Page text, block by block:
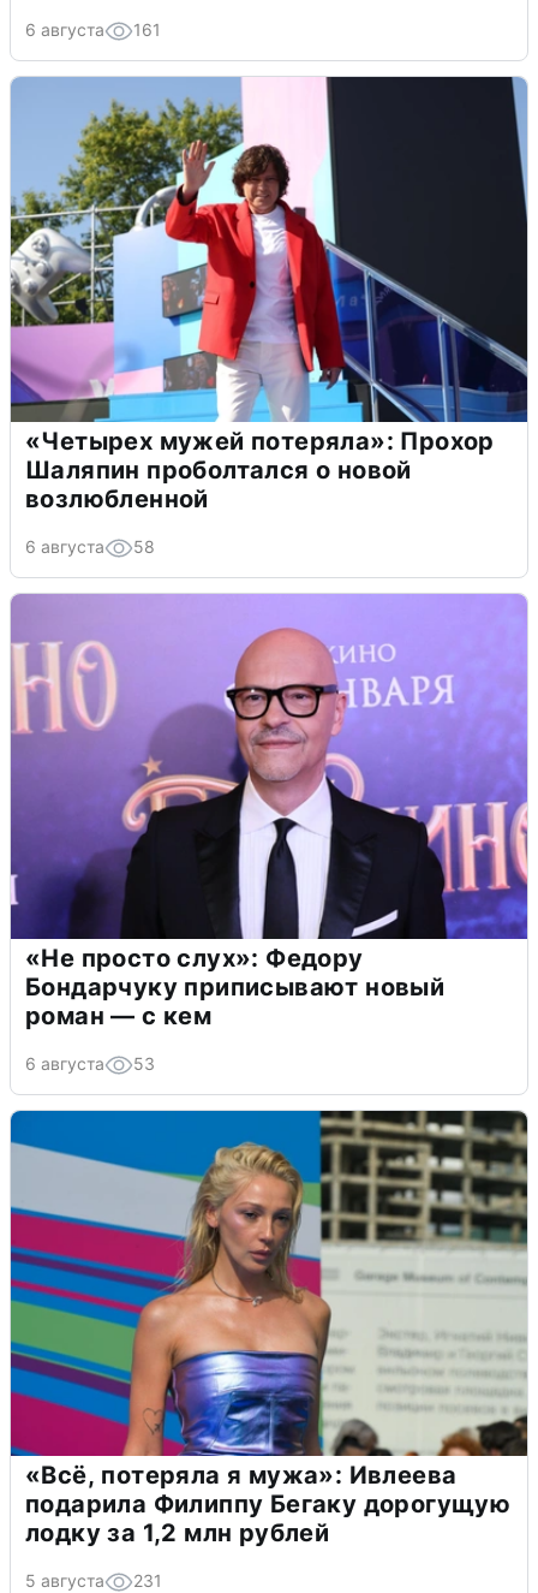
6 августа 161
«Четырех мужей потеряла»: Прохор
Шаляпин проболтался о новой
возлюбленной
6 августа 58
«Не просто слух»: Федору
Бондарчуку приписывают новый
роман — с кем
6 августа 53
«Всё, потеряла я мужа»: Ивлеева
подарила Филиппу Бегаку дорогущую
лодку за 1,2 млн рублей
5 августа 231